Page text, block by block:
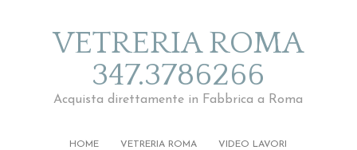
VETRERIA ROMA
347.3786266
Acquista direttamente in Fabbrica a Roma
HOME VETRERIA ROMA VIDEO LAVORI